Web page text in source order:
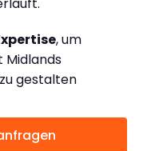
, um
Midlands
gestalten